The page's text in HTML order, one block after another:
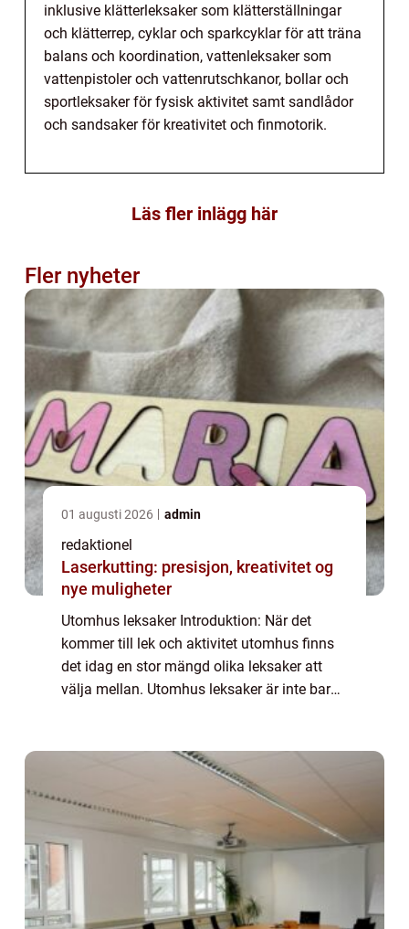
inklusive klätterleksaker som klätterställningar
och klätterrep, cyklar och sparkcyklar för att träna
balans och koordination, vattenleksaker som
vattenpistoler och vattenrutschkanor, bollar och
sportleksaker för fysisk aktivitet samt sandlådor
och sandsaker för kreativitet och finmotorik.
Läs fler inlägg här
Fler nyheter
01 augusti 2026 admin
redaktionel
Laserkutting: presisjon, kreativitet og
nye muligheter
Utomhus leksaker Introduktion: När det
kommer till lek och aktivitet utomhus finns
det idag en stor mängd olika leksaker att
välja mellan. Utomhus leksaker är inte bara